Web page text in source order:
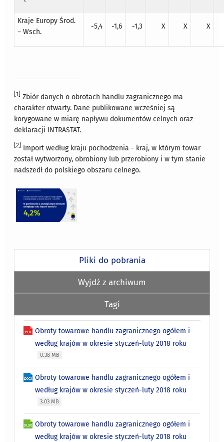
Kraje Europy Środ.
– Wsch.
-5,4 -1,6 -1,3 X X X
[1]
Zbiór danych o obrotach handlu zagranicznego ma
charakter otwarty. Dane publikowane wcześniej są
korygowane w miarę napływu dokumentów celnych oraz
deklaracji INTRASTAT.
[2]
Import według kraju pochodzenia - kraj, w którym towar
został wytworzony, obrobiony lub przerobiony i w tym stanie
nadszedł do polskiego obszaru celnego.
Pliki do pobrania
Wyjdź z archiwum
Tagi
Obroty towarowe handlu zagranicznego ogółem i
według krajów w okresie styczeń-luty 2018 roku
0.38 MB
Obroty towarowe handlu zagranicznego ogółem i
według krajów w okresie styczeń-luty 2018 roku
3.03 MB
Obroty towarowe handlu zagranicznego ogółem i
według krajów w okresie styczeń-luty 2018 roku